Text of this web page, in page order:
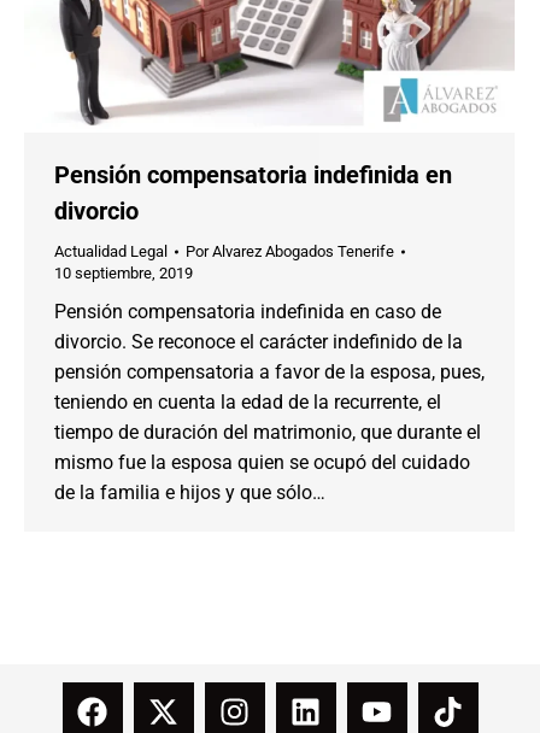
Pensión compensatoria indefinida en
divorcio
Actualidad Legal PorAlvarez Abogados Tenerife
10 septiembre, 2019
Pensión compensatoria indefinida en caso de
divorcio. Se reconoce el carácter indefinido de la
pensión compensatoria a favor de la esposa, pues,
teniendo en cuenta la edad de la recurrente, el
tiempo de duración del matrimonio, que durante el
mismo fue la esposa quien se ocupó del cuidado
de la familia e hijos y que sólo…